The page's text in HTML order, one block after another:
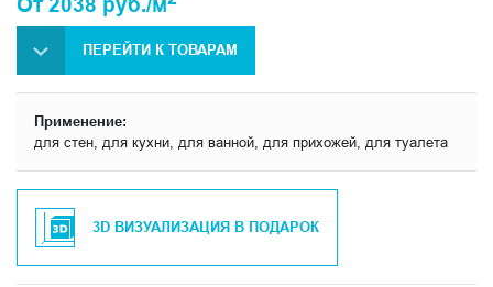
ПЕРЕЙТИ К ТОВАРАМ
Применение:
для стен, для кухни, для ванной, для прихожей, для туалета
3D ВИЗУАЛИЗАЦИЯ В ПОДАРОК